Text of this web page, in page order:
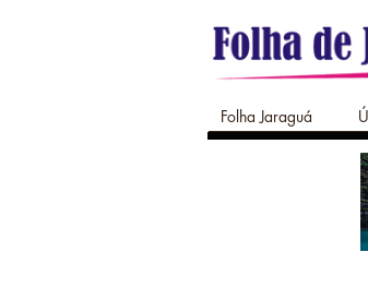
Folha Jaraguá